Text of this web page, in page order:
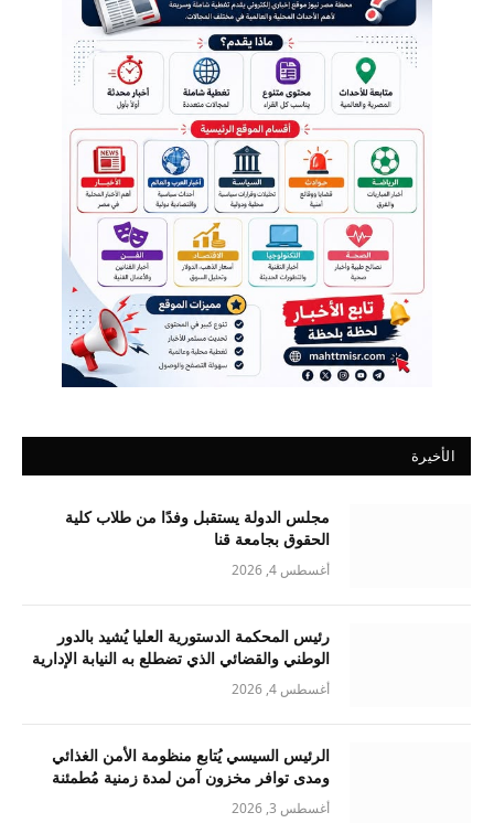
الأخيرة
مجلس الدولة يستقبل وفدًا من طلاب كلية
الحقوق بجامعة قنا
أغسطس 4, 2026
رئيس المحكمة الدستورية العليا يُشيد بالدور
الوطني والقضائي الذي تضطلع به النيابة الإدارية
أغسطس 4, 2026
الرئيس السيسي يُتابع منظومة الأمن الغذائي
ومدى توافر مخزون آمن لمدة زمنية مُطمئنة
أغسطس 3, 2026